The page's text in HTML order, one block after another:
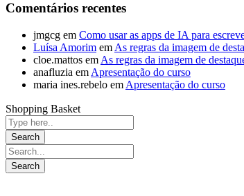
Comentários recentes
jmgcg em Como usar as apps de IA para
Luísa Amorim em As regras da imagem de
cloe.mattos em As regras da imagem de
anafluzia em Apresentação do curso
maria ines.rebelo em Apresentação do curso
Shopping Basket